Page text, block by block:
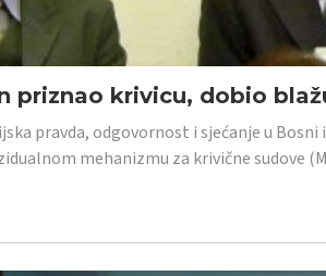
priznao krivicu, dobio
pravda, odgovornost i sjećanje u
mehanizmu za krivične sudove